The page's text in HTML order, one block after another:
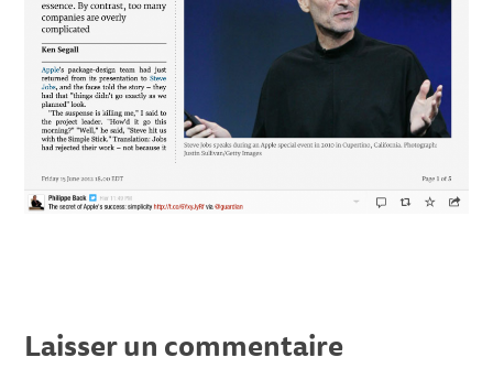
Laisser un commentaire